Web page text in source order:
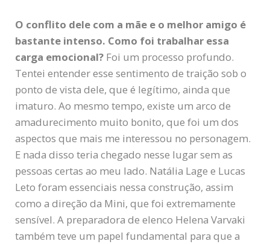
O conflito dele com a mãe e o melhor amigo é
bastante intenso. Como foi trabalhar essa
carga emocional? Foi um processo profundo.
Tentei entender esse sentimento de traição sob o
ponto de vista dele, que é legítimo, ainda que
imaturo. Ao mesmo tempo, existe um arco de
amadurecimento muito bonito, que foi um dos
aspectos que mais me interessou no personagem.
E nada disso teria chegado nesse lugar sem as
pessoas certas ao meu lado. Natália Lage e Lucas
Leto foram essenciais nessa construção, assim
como a direção da Mini, que foi extremamente
sensível. A preparadora de elenco Helena Varvaki
também teve um papel fundamental para que a